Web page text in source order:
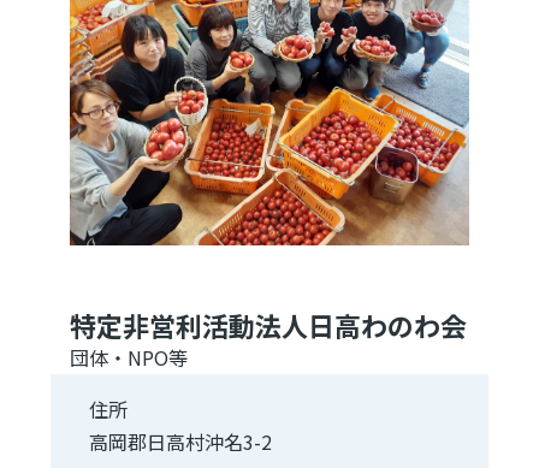
特定非営利活動法人日高わのわ会
団体・NPO等
住所
高岡郡日高村沖名3-2